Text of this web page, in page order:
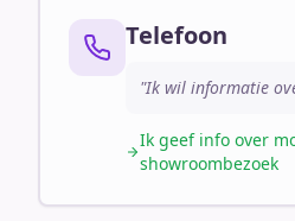
Telefoon
"Ik wil informatie
Ik geef info over
showroombezoek